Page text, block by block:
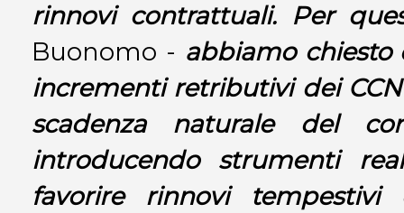
rinnovi contrattuali. Per
Buonomo - abbiamo chiesto
incrementi retributivi dei
scadenza naturale del
introducendo strumenti
favorire rinnovi